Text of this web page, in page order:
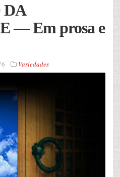
DA
— Em prosa e
Variedades